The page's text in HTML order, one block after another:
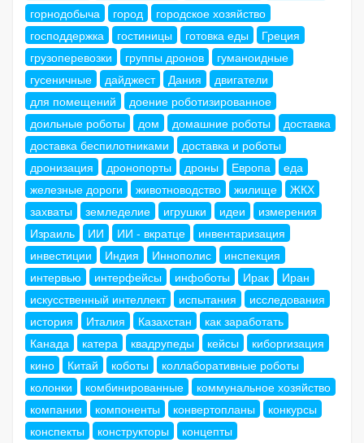
горнодобыча
город
городское хозяйство
господдержка
гостиницы готовка еды
Греция
грузоперевозки
группы дронов
гуманоидные
гусеничные
дайджест Дания
двигатели
для помещений
доение роботизированное
доильные роботы
дом домашние роботы
доставка
доставка беспилотниками
доставка и роботы
дронизация
дронопорты дроны Европа
еда
железные дороги
животноводство жилище
ЖКХ
захваты
земледелие игрушки идеи
измерения
Израиль
ИИ ИИ - вкратце
инвентаризация
инвестиции
Индия Иннополис
инспекция
интервью
интерфейсы инфоботы Ирак
Иран
искусственный интеллект
испытания
исследования
история
Италия Казахстан
как заработать
Канада
катера квадрупеды кейсы
киборгизация
кино
Китай коботы
коллаборативные роботы
колонки
комбинированные
коммунальное хозяйство
компании
компоненты конвертопланы
конкурсы
конспекты
конструкторы
концепты